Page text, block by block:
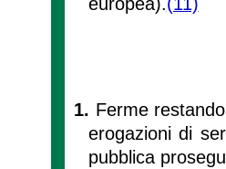
1. Ferme
erogazioni di
pubblica